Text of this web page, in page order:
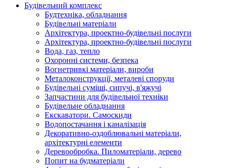
Будівельний комплекс
Будтехніка, обладнання
Будівельні матеріали
Архітектура, проектно-будівельні послуги
Архітектура, проектно-будівельні послуги
Вода, газ, тепло
Охоронні системи, безпека
Вогнетривкі матеріали, вироби
Металоконструкції, металеві споруди
Будівельні суміші, сипучі, в'яжучі
Запчастини для будівельної техніки
Будівельне обладнання
Екскаватори. Самоскиди
Водопостачання і каналізація
Декоративно-оздоблювальні матеріали,
архітектурні елементи
Деревообробка. Пиломатеріали, дерево
Попит на будматеріали